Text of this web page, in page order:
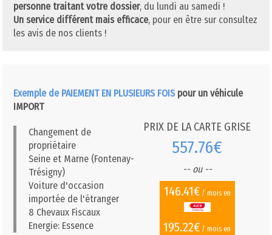
personne traitant votre dossier, du lundi au samedi !
Un service différent mais efficace, pour en être sur consultez
les avis de nos clients !
Exemple de PAIEMENT EN PLUSIEURS FOIS pour un véhicule
IMPORT
Changement de
propriétaire
Seine et Marne (Fontenay-
Trésigny)
Voiture d'occasion
importée de l'étranger
8 Chevaux Fiscaux
Energie: Essence
PRIX DE LA CARTE GRISE
557.76€
-- ou --
146.41€/ mois en
195.22€ / mois en